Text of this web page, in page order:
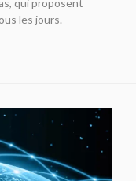
les jours.